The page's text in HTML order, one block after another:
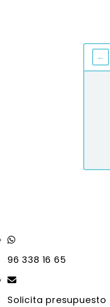
←
96 338 16 65
Solicita presupuesto